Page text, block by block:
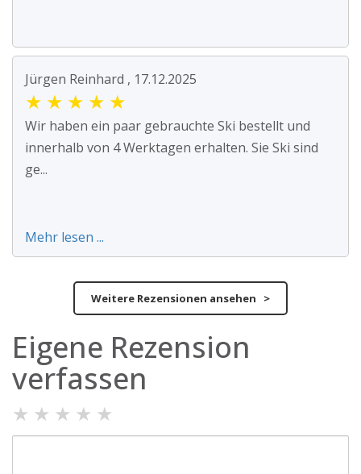
Jürgen Reinhard , 17.12.2025
★ ★ ★ ★ ★
Wir haben ein paar gebrauchte Ski bestellt und
innerhalb von 4 Werktagen erhalten. Sie Ski sind
ge...
Mehr lesen ...
Weitere Rezensionen ansehen >
Eigene Rezension
verfassen
★ ★ ★ ★ ★